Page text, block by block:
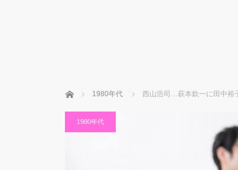
ホーム 1980年代 西山浩司…萩本欽一に田中裕
1980年代